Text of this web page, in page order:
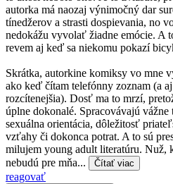
autorka má naozaj výnimočný dar
tínedžerov a strasti dospievania, no
nedokážu vyvolať žiadne emócie. A
revem aj keď sa niekomu pokazí
Skrátka, autorkine komiksy vo mne
ako keď čítam telefónny zoznam (a
rozcítenejšia). Dosť ma to mrzí,
úplne dokonalé. Spracovávajú vážne
sexuálna orientácia, dôležitosť
vzťahy či dokonca potrat. A to sú
milujem young adult literatúru. Nuž,
nebudú pre mňa...
Čítať viac
reagovať